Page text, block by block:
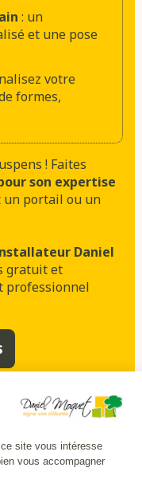
site vous intéresse
vous accompagner
: un
et une pose
votre
formes,
! Faites
son expertise
un portail ou un
Daniel
gratuit et
professionnel
praticité:
extérieursen